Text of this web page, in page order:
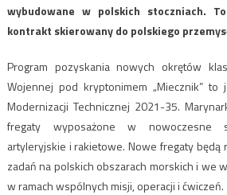
wybudowane w polskich stoczniach.
kontrakt skierowany do polskiego
Program pozyskania nowych okrętów
Wojennej pod kryptonimem „Miecznik”
Modernizacji Technicznej 2021-35.
fregaty wyposażone w nowoczesne
artyleryjskie i rakietowe. Nowe fregaty będą
zadań na polskich obszarach morskich i we
w ramach wspólnych misji, operacji i ćwiczeń.